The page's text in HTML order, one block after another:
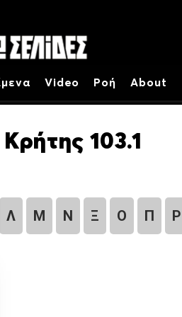
Video Ροή About
103.1
Λ Μ Ν Ξ Ο Π Ρ